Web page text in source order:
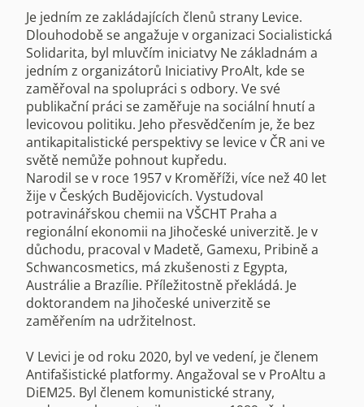
Je jedním ze zakládajících členů strany Levice.
Dlouhodobě se angažuje v organizaci Socialistická
Solidarita, byl mluvčím iniciatvy Ne základnám a
jedním z organizátorů Iniciativy ProAlt, kde se
zaměřoval na spolupráci s odbory. Ve své
publikační práci se zaměřuje na sociální hnutí a
levicovou politiku. Jeho přesvědčením je, že bez
antikapitalistické perspektivy se levice v ČR ani ve
světě nemůže pohnout kupředu.
Narodil se v roce 1957 v Kroměříži, více než 40 let
žije v Českých Budějovicích. Vystudoval
potravinářskou chemii na VŠCHT Praha a
regionální ekonomii na Jihočeské univerzitě. Je v
důchodu, pracoval v Madetě, Gamexu, Pribině a
Schwancosmetics, má zkušenosti z Egypta,
Austrálie a Brazílie. Příležitostně překládá. Je
doktorandem na Jihočeské univerzitě se
zaměřením na udržitelnost.
V Levici je od roku 2020, byl ve vedení, je členem
Antifašistické platformy. Angažoval se v ProAltu a
DiEM25. Byl členem komunistické strany,